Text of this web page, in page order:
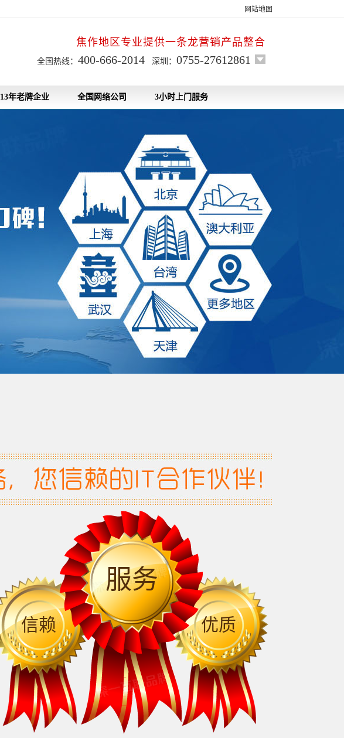
网站地图
焦作地区专业提供一条龙营销产品整合
全国热线： 400-666-2014 深圳： 0755-27612861
13年老牌企业 全国网络公司 3小时上门服务
信赖
服务
优质